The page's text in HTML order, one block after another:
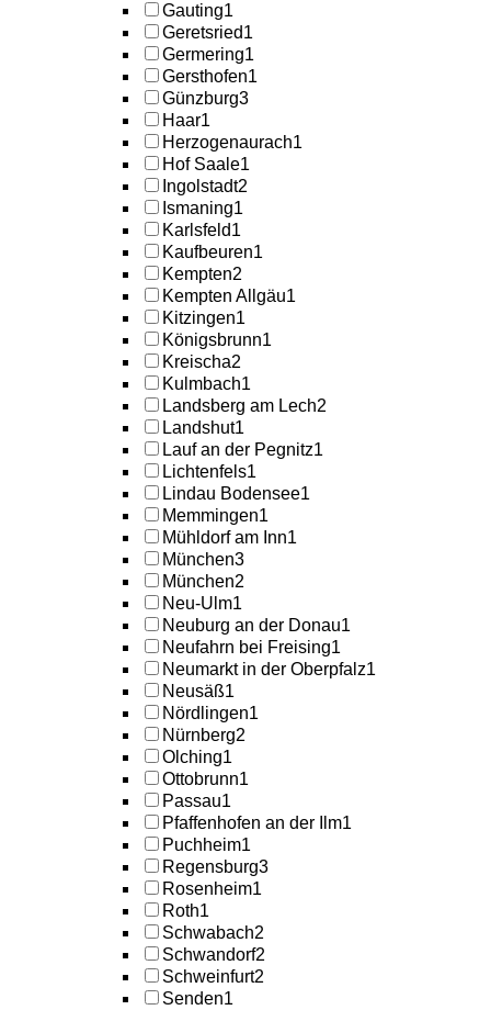
Gauting1
Geretsried1
Germering1
Gersthofen1
Günzburg3
Haar1
Herzogenaurach1
Hof Saale1
Ingolstadt2
Ismaning1
Karlsfeld1
Kaufbeuren1
Kempten2
Kempten Allgäu1
Kitzingen1
Königsbrunn1
Kreischa2
Kulmbach1
Landsberg am Lech2
Landshut1
Lauf an der Pegnitz1
Lichtenfels1
Lindau Bodensee1
Memmingen1
Mühldorf am Inn1
München3
München2
Neu-Ulm1
Neuburg an der Donau1
Neufahrn bei Freising1
Neumarkt in der Oberpfalz1
Neusäß1
Nördlingen1
Nürnberg2
Olching1
Ottobrunn1
Passau1
Pfaffenhofen an der Ilm1
Puchheim1
Regensburg3
Rosenheim1
Roth1
Schwabach2
Schwandorf2
Schweinfurt2
Senden1